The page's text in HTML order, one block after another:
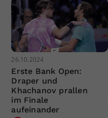
26.10.2024
Erste Bank Open:
Draper und
Khachanov prallen
im Finale
aufeinander